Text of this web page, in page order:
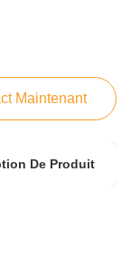
Maintenant
De Produit